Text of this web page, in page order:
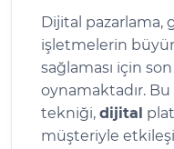
Dijital pazarlama,
işletmelerin
sağlaması için
oynamaktadır. Bu
tekniği, dijital
müşteriyle